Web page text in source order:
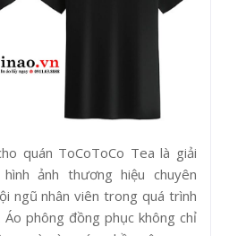
quán ToCoToCo Tea là giải
ảnh thương hiệu chuyên
ngũ nhân viên trong quá trình
Áo phông đồng phục không chỉ